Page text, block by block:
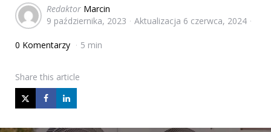
Posted
by
Redaktor Marcin
9 października, 2023
Aktualizacja 6 czerwca, 2024
0 Komentarzy 5 min
Share this article